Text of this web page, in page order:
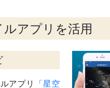
い月（月
ぶ
夕方～宵
太陽と同じ方向に来
日付は赤道座標系（
ルアプリを活用
アプリ
「星空